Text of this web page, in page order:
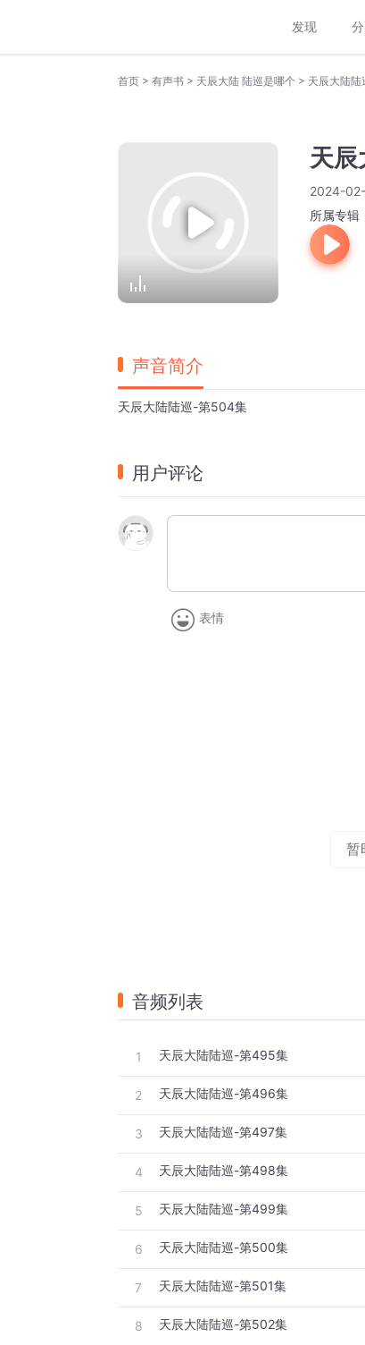
发现
首页 > 有声书 > 天辰大陆 陆巡是哪个 > 天辰大陆
天
2024-
所属专辑
声音简介
天辰大陆陆巡-第504集
用户评论
表情
暂
音频列表
1 天辰大陆陆巡-第495集
2 天辰大陆陆巡-第496集
3 天辰大陆陆巡-第497集
4 天辰大陆陆巡-第498集
5 天辰大陆陆巡-第499集
6 天辰大陆陆巡-第500集
7 天辰大陆陆巡-第501集
8 天辰大陆陆巡-第502集